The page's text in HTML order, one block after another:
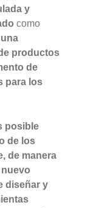
y
como
productos
de
para los
posible
de los
de manera
diseñar y